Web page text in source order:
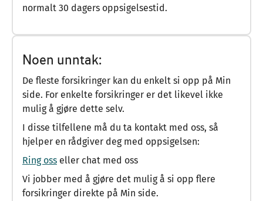
normalt 30 dagers oppsigelsestid.
Noen unntak:
De fleste forsikringer kan du enkelt si opp på Min
side. For enkelte forsikringer er det likevel ikke
mulig å gjøre dette selv.
I disse tilfellene må du ta kontakt med oss, så
hjelper en rådgiver deg med oppsigelsen:
Ring oss eller chat med oss
Vi jobber med å gjøre det mulig å si opp flere
forsikringer direkte på Min side.